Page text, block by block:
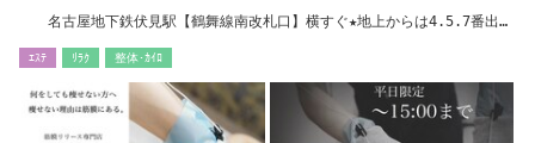
名古屋地下鉄伏見駅【鶴舞線南改札口】横すぐ★地上からは4.5.7番出口
ｴｽﾃ ﾘﾗｸ 整体･ｶｲﾛ